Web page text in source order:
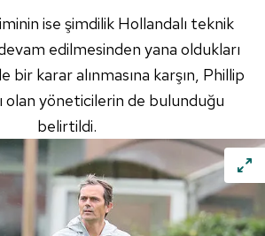
ise şimdilik Hollandalı teknik
edilmesinden yana oldukları
bir karar alınmasına karşın, Phillip
olan yöneticilerin de bulunduğu
belirtildi.